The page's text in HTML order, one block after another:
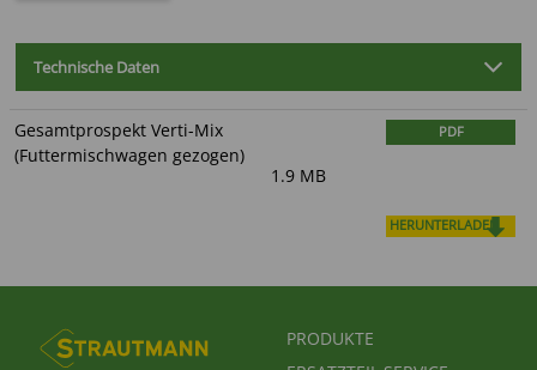
Technische Daten
Gesamtprospekt Verti-Mix
(Futtermischwagen gezogen)
PDF
1.9 MB
HERUNTERLADEN
FUSSBEREICHSMENÜ
PRODUKTE